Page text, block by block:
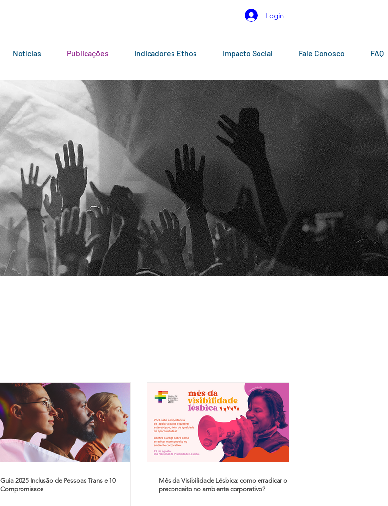
Login
Notícias Publicações Indicadores Ethos Impacto Social Fale Conosco FAQ
Guia 2025 Inclusão de Pessoas Trans e 10
Compromissos
Mês da Visibilidade Lésbica: como erradicar o
preconceito no ambiente corporativo?